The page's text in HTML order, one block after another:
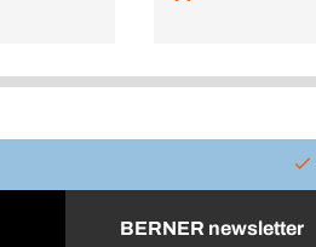
BERNER newsletter